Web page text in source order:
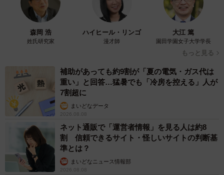
森岡 浩
姓氏研究家
ハイヒール・リンゴ
漫才師
大江 篤
園田学園女子大学学長
もっと見る
補助があっても約9割が「夏の電気・ガス代は
重い」と回答…猛暑でも「冷房を控える」人が
7割超に
まいどなデータ
2026.08.08
ネット通販で「運営者情報」を見る人は約8
割 信頼できるサイト・怪しいサイトの判断基
準とは？
まいどなニュース情報部
2026.08.08